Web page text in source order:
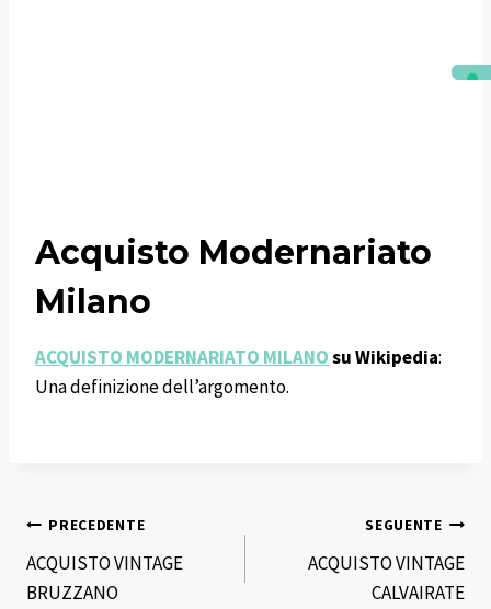
Acquisto Modernariato
Milano
ACQUISTO MODERNARIATO MILANOsu Wikipedia:
Una definizione dell’argomento.
Navigazione
articoli
PRECEDENTE
ACQUISTO VINTAGE
BRUZZANO
SEGUENTE
ACQUISTO VINTAGE
CALVAIRATE